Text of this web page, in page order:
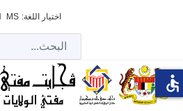
اختيار اللغة: MS
accessible